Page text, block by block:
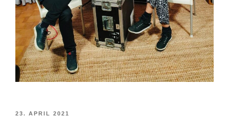
VERÖFFENTLICHT
23. APRIL 2021